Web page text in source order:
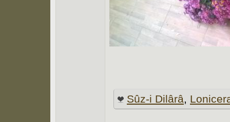
Sûz-i Dilârâ,